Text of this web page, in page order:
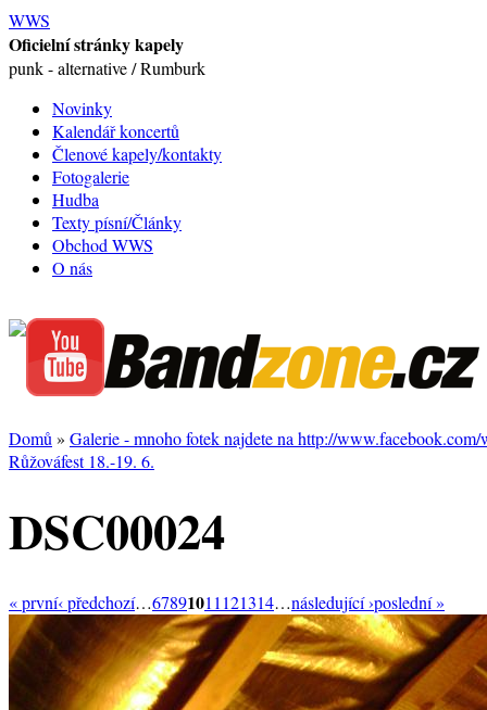
WWS
Oficielní stránky kapely
punk - alternative / Rumburk
Novinky
Kalendář koncertů
Členové kapely/kontakty
Fotogalerie
Hudba
Texty písní/Články
Obchod WWS
O nás
Domů » Galerie - mnoho fotek najdete na http://www.facebook.com/
Růžováfest 18.-19. 6.
DSC00024
« první‹ předchozí…67891011 121314…následující ›poslední »